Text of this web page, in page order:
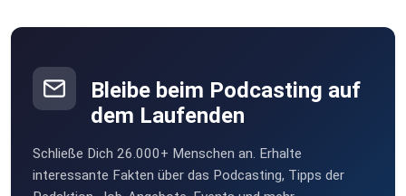
Bleibe beim Podcasting auf
dem Laufenden
Schließe Dich 26.000+ Menschen an. Erhalte
interessante Fakten über das Podcasting, Tipps der